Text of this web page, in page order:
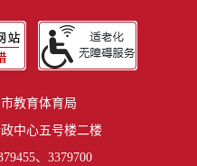
教育体育局
中心五号楼二楼
、3379700